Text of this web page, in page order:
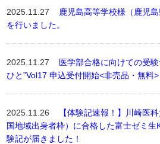
2025.11.27
鹿児島高等学校様（鹿児
を行いました。
2025.11.27
医学部合格に向けての受
ひと”Vol17 申込受付開始<非売品・無料>
2025.11.26
【体験記速報！】川崎医
国地域出身者枠）に合格した富士ゼミ
験記が届きました！